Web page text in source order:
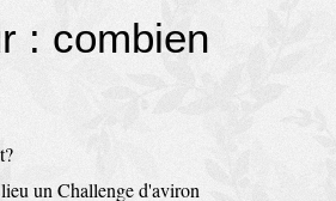
: combien
un Challenge d'aviron